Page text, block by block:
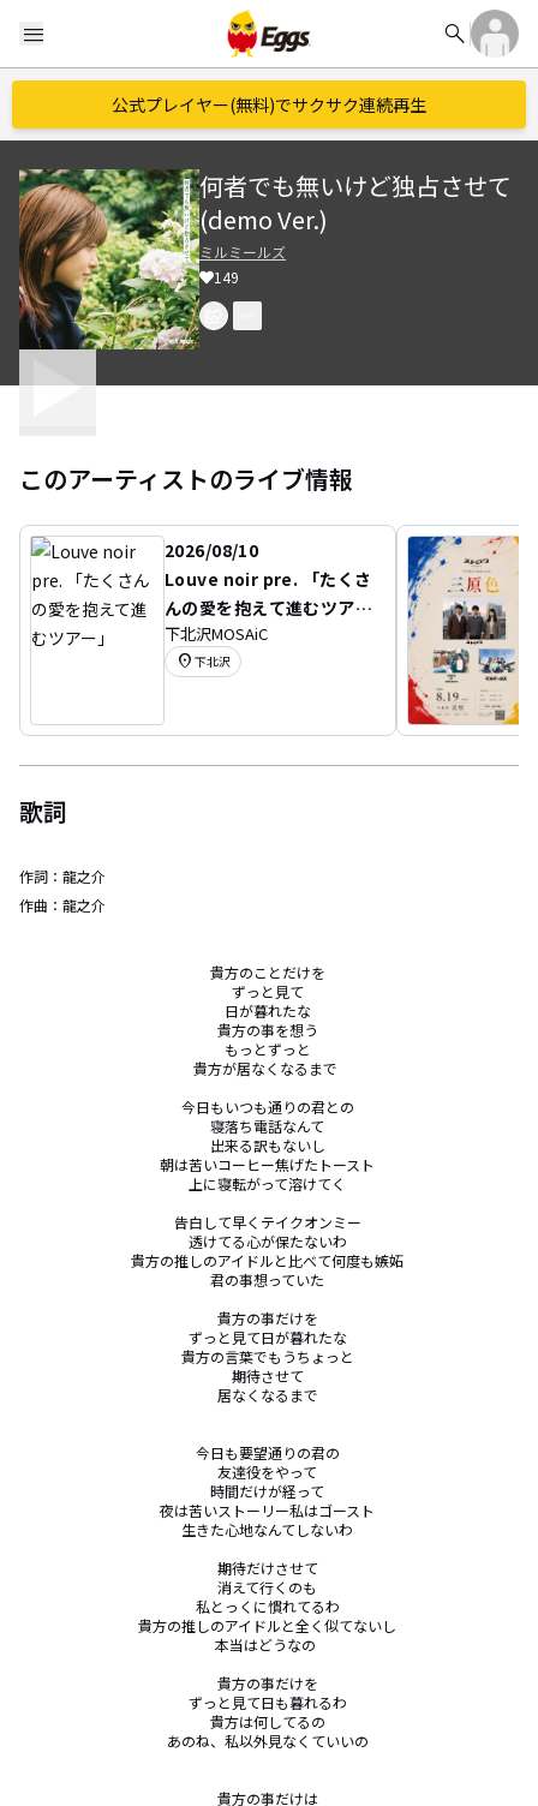
menu search
公式プレイヤー(無料)でサクサク連続再生
何者でも無いけど独占させて
(demo Ver.)
ミルミールズ
149
このアーティストのライブ情報
2026/08/10
Louve noir pre. 「たくさ
んの愛を抱えて進むツア
ー」
下北沢MOSAiC
location_on 下北沢
歌詞
作詞： 龍之介
作曲： 龍之介
貴方のことだけを
ずっと見て
日が暮れたな
貴方の事を想う
もっとずっと
貴方が居なくなるまで
今日もいつも通りの君との
寝落ち電話なんて
出来る訳もないし
朝は苦いコーヒー焦げたトースト
上に寝転がって溶けてく
告白して早くテイクオンミー
透けてる心が保たないわ
貴方の推しのアイドルと比べて何度も嫉妬
君の事想っていた
貴方の事だけを
ずっと見て日が暮れたな
貴方の言葉でもうちょっと
期待させて
居なくなるまで
今日も要望通りの君の
友達役をやって
時間だけが経って
夜は苦いストーリー私はゴースト
生きた心地なんてしないわ
期待だけさせて
消えて行くのも
私とっくに慣れてるわ
貴方の推しのアイドルと全く似てないし
本当はどうなの
貴方の事だけを
ずっと見て日も暮れるわ
貴方は何してるの
あのね、私以外見なくていいの
貴方の事だけは